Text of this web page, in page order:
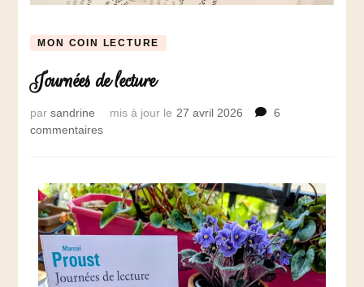
MON COIN LECTURE
Journées de lecture
parsandrine mis à jour le 27 avril 2026
6
commentaires